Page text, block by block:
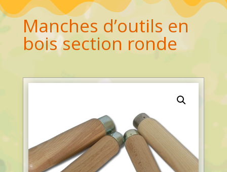
Manches d’outils en
bois section ronde